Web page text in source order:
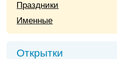
Праздники
Именные
Открытки